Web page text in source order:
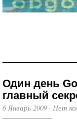
Один день
главный
6 Январь 2009· Нет